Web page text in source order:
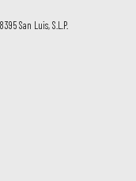
San Luis, S.L.P.